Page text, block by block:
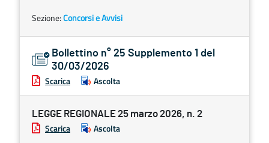
Sezione:Concorsi e Avvisi
Bollettino n° 25 Supplemento 1 del
30/03/2026
Scarica Ascolta
LEGGE REGIONALE 25 marzo 2026, n. 2
Scarica
Ascolta